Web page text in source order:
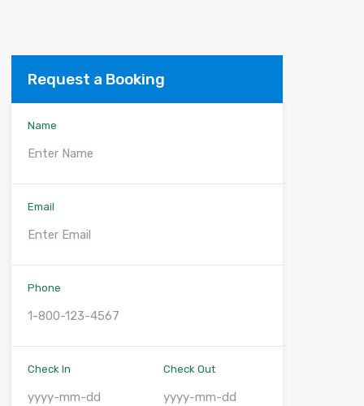
Request a Booking
Name
Email
Phone
Check In Check Out